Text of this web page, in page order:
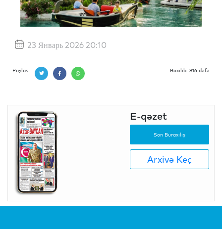
23 Январь 2026 20:10
Paylaş: Baxılıb: 816 dəfə
E-qəzet
Son Buraxılış
Arxivə Keç